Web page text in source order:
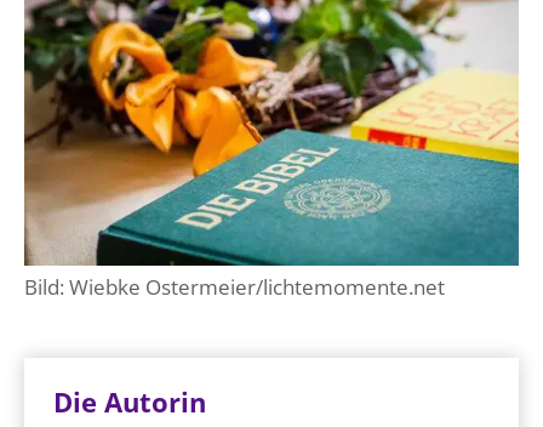
Bild: Wiebke Ostermeier/lichtemomente.net
Die Autorin